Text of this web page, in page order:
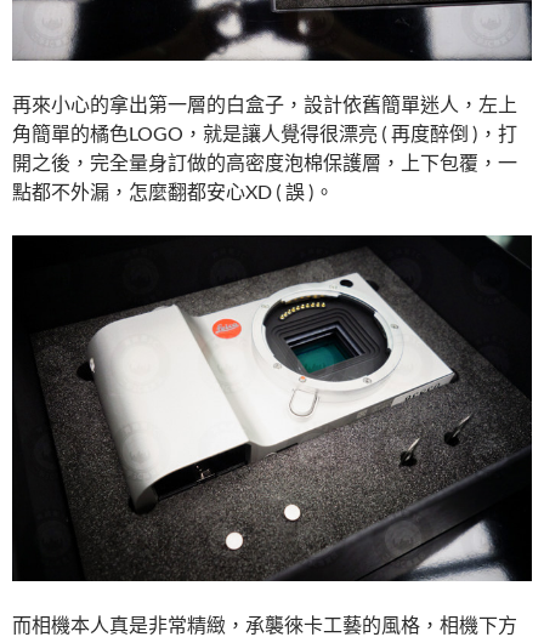
再來小心的拿出第一層的白盒子，設計依舊簡單迷人，左上
角簡單的橘色LOGO，就是讓人覺得很漂亮 ( 再度醉倒 )，打
開之後，完全量身訂做的高密度泡棉保護層，上下包覆，一
點都不外漏，怎麼翻都安心XD ( 誤 )。
而相機本人真是非常精緻，承襲徠卡工藝的風格，相機下方